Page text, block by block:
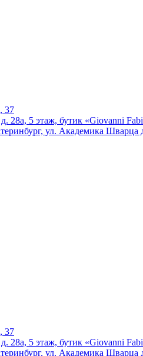
37
28а, 5 этаж, бутик «Giovanni
ул. Академика Шварца
37
28а, 5 этаж, бутик «Giovanni
ул. Академика Шварца